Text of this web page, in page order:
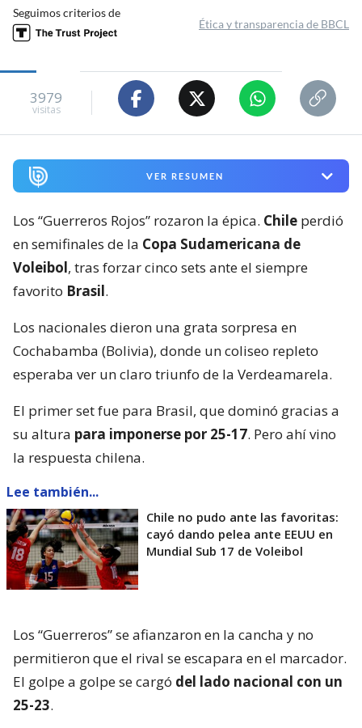
Seguimos criterios de
Ética y transparencia de BBCL
3979
visitas
VER RESUMEN
Los “Guerreros Rojos” rozaron la épica. Chile perdió
en semifinales de la Copa Sudamericana de
Voleibol, tras forzar cinco sets ante el siempre
favorito Brasil.
Los nacionales dieron una grata sorpresa en
Cochabamba (Bolivia), donde un coliseo repleto
esperaba ver un claro triunfo de la Verdeamarela.
El primer set fue para Brasil, que dominó gracias a
su altura para imponerse por 25-17. Pero ahí vino
la respuesta chilena.
Lee también...
Chile no pudo ante las favoritas:
cayó dando pelea ante EEUU en
Mundial Sub 17 de Voleibol
Los “Guerreros” se afianzaron en la cancha y no
permitieron que el rival se escapara en el marcador.
El golpe a golpe se cargó del lado nacional con un
25-23.